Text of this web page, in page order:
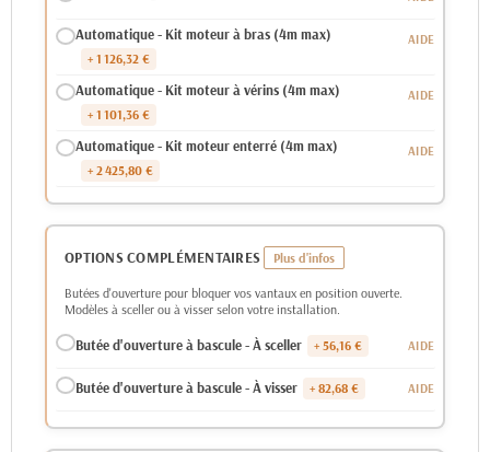
Automatique - Kit moteur à bras (4m max)
+ 1 126,32 €
Automatique - Kit moteur à vérins (4m max)
+ 1 101,36 €
Automatique - Kit moteur enterré (4m max)
+ 2 425,80 €
OPTIONS COMPLÉMENTAIRES
Butées d'ouverture pour bloquer vos vantaux en position ouverte.
Modèles à sceller ou à visser selon votre installation.
Butée d'ouverture à bascule - À sceller + 56,16 €
Butée d'ouverture à bascule - À visser + 82,68 €